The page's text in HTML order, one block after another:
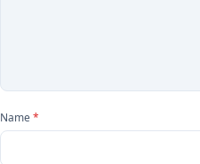
Name*